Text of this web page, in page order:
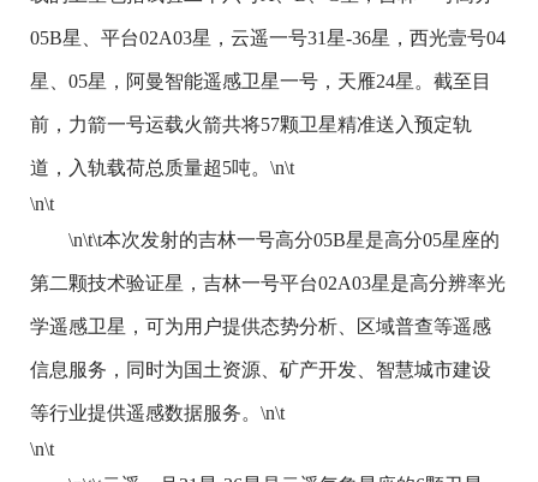
05B星、平台02A03星，云遥一号31星-36星，西光壹号04
星、05星，阿曼智能遥感卫星一号，天雁24星。截至目
前，力箭一号运载火箭共将57颗卫星精准送入预定轨
道，入轨载荷总质量超5吨。\n\t
\n\t
\n\t\t本次发射的吉林一号高分05B星是高分05星座的
第二颗技术验证星，吉林一号平台02A03星是高分辨率光
学遥感卫星，可为用户提供态势分析、区域普查等遥感
信息服务，同时为国土资源、矿产开发、智慧城市建设
等行业提供遥感数据服务。\n\t
\n\t